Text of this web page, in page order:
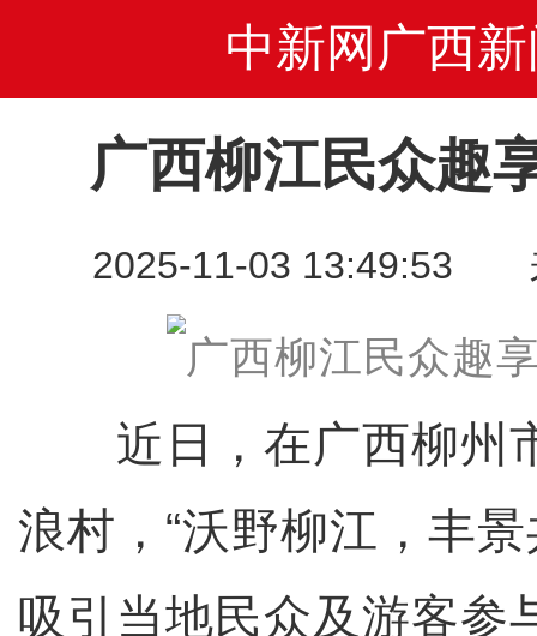
中新网广西新
广西柳江民众趣
2025-11-03 13:49:53
近日，在广西柳州
浪村，“沃野柳江，丰
吸引当地民众及游客参